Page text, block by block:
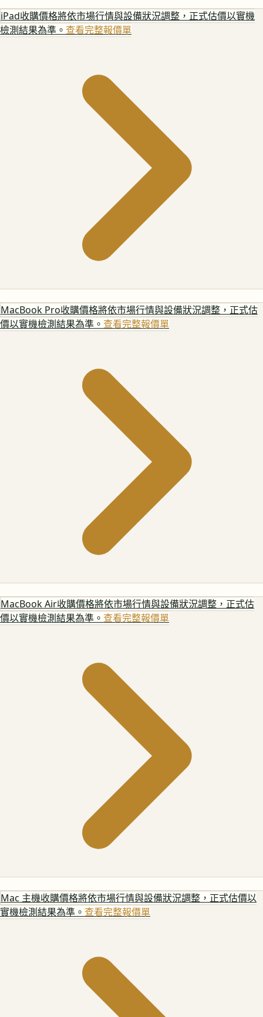
iPad收購價格將依市場行情與設備狀況調整，正式估價以實機
檢測結果為準。 查看完整報價單
MacBook Pro收購價格將依市場行情與設備狀況調整，正式估
價以實機檢測結果為準。 查看完整報價單
MacBook Air收購價格將依市場行情與設備狀況調整，正式估
價以實機檢測結果為準。 查看完整報價單
Mac 主機收購價格將依市場行情與設備狀況調整，正式估價以
實機檢測結果為準。 查看完整報價單